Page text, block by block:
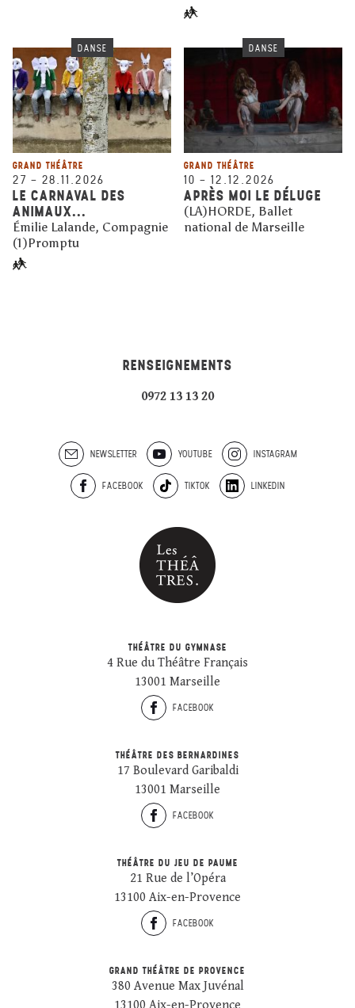
DANSE
GRAND THÉÂTRE
27 – 28.11.2026
LE CARNAVAL DES
ANIMAUX...
Émilie Lalande, Compagnie
(1)Promptu
DANSE
GRAND THÉÂTRE
10 – 12.12.2026
APRÈS MOI LE DÉLUGE
(LA)HORDE, Ballet
national de Marseille
RENSEIGNEMENTS
0972 13 13 20
NEWSLETTER YOUTUBE INSTAGRAM
FACEBOOK TIKTOK LINKEDIN
THÉÂTRE DU GYMNASE
4 Rue du Théâtre Français
13001 Marseille
FACEBOOK
THÉÂTRE DES BERNARDINES
17 Boulevard Garibaldi
13001 Marseille
FACEBOOK
THÉÂTRE DU JEU DE PAUME
21 Rue de l’Opéra
13100 Aix-en-Provence
FACEBOOK
GRAND THÉÂTRE DE PROVENCE
380 Avenue Max Juvénal